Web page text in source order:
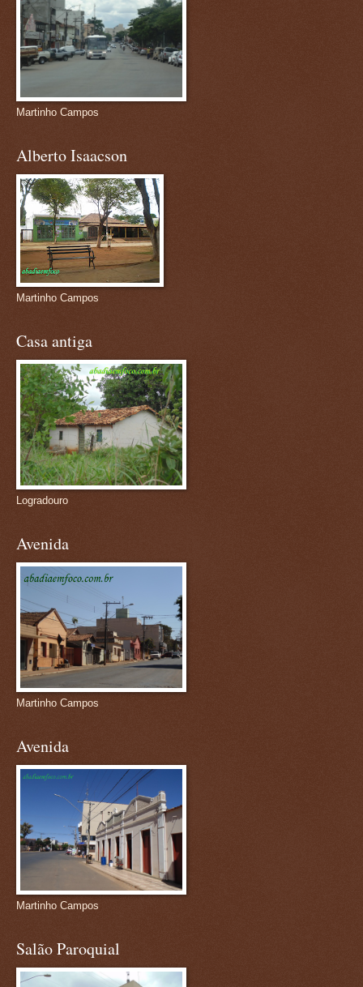
Martinho Campos
Alberto Isaacson
Martinho Campos
Casa antiga
Logradouro
Avenida
Martinho Campos
Avenida
Martinho Campos
Salão Paroquial